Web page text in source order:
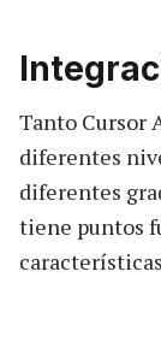
Tanto Cursor
diferentes
diferentes
tiene puntos